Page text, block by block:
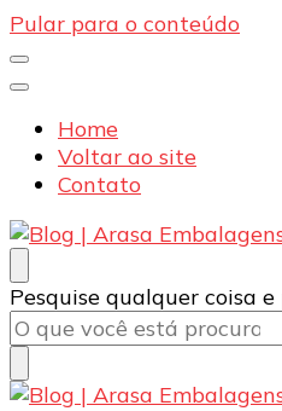
Pular para o conteúdo
Home
Voltar ao site
Contato
Blog | Arasa Embalagens
Confira conteúdos sobre
doces e salgados. Tudo
qualidade Arasa. Leia
Procurando
algo?
Pesquise qualquer coisa